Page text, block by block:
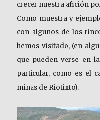
crecer nuestra afición
Como muestra y
con algunos de los
hemos visitado, (en
que pueden verse en
particular, como es el
minas de Riotinto).